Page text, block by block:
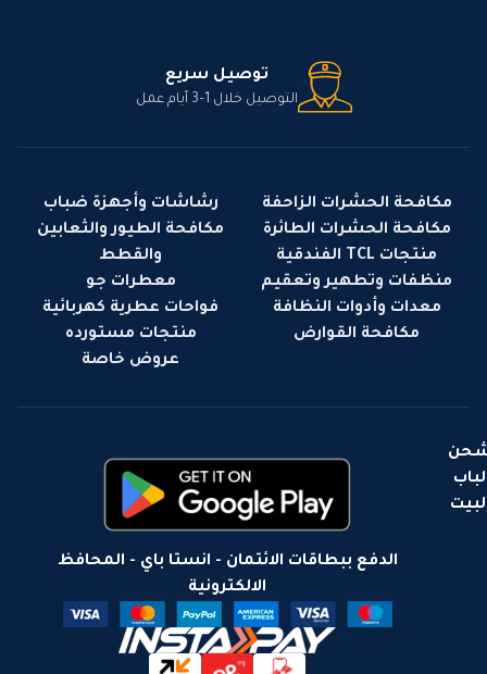
توصيل سريع
التوصيل خلال 1–3 أيام عمل
مكافحة الحشرات الزاحفة
مكافحة الحشرات الطائرة
منتجات TCL الفندقية
منظفات وتطهير وتعقيم
معدات وأدوات النظافة
مكافحة القوارض
رشاشات وأجهزة ضباب
مكافحة الطيور والثعابين
والقطط
معطرات جو
فواحات عطرية كهربائية
منتجات مستورده
عروض خاصة
لباب
الدفع ببطاقات الائتمان - انستا باي - المحافظ
الالكترونية